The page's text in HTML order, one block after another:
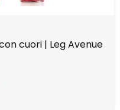
cuori | Leg Avenue